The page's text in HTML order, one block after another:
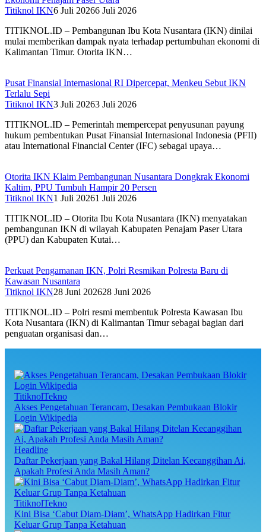
Titiknol IKN6 Juli 20266 Juli 2026
TITIKNOL.ID – Pembangunan Ibu Kota Nusantara (IKN) dinilai
mulai memberikan dampak nyata terhadap pertumbuhan ekonomi di
Kalimantan Timur. Otorita IKN…
Pusat Finansial Internasional RI Dipercepat, Menkeu Sebut IKN
Terlalu Sepi
Titiknol IKN3 Juli 20263 Juli 2026
TITIKNOL.ID – Pemerintah mempercepat penyusunan payung
hukum pembentukan Pusat Finansial Internasional Indonesia (PFII)
atau International Financial Center (IFC) sebagai upaya…
Otorita IKN Klaim Pembangunan Nusantara Dongkrak Ekonomi
Kaltim, PPU Tumbuh Hampir 20 Persen
Titiknol IKN1 Juli 20261 Juli 2026
TITIKNOL.ID – Otorita Ibu Kota Nusantara (IKN) menyatakan
pembangunan IKN di wilayah Kabupaten Penajam Paser Utara
(PPU) dan Kabupaten Kutai…
Perkuat Pengamanan IKN, Polri Resmikan Polresta Baru di
Kawasan Nusantara
Titiknol IKN28 Juni 202628 Juni 2026
TITIKNOL.ID – Polri resmi membentuk Polresta Kawasan Ibu
Kota Nusantara (IKN) di Kalimantan Timur sebagai bagian dari
penguatan organisasi dan…
TitiknolTekno
Akses Pengetahuan Terancam, Desakan Pembukaan Blokir
Login Wikipedia
Headline
Daftar Pekerjaan yang Bakal Hilang Ditelan Kecanggihan Ai,
Apakah Profesi Anda Masih Aman?
TitiknolTekno
Kini Bisa ‘Cabut Diam-Diam’, WhatsApp Hadirkan Fitur
Keluar Grup Tanpa Ketahuan